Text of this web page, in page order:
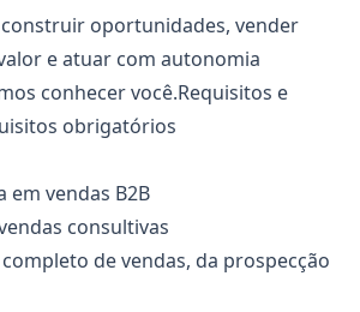
construir oportunidades, vender
e atuar com autonomia
conhecer você.Requisitos e
obrigatórios
em vendas B2B
consultivas
de vendas, da prospecção